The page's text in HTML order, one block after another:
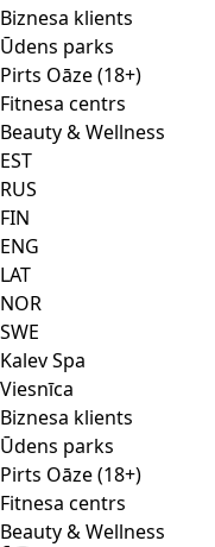
Biznesa klients
Ūdens parks
Pirts Oāze (18+)
Fitnesa centrs
Beauty & Wellness
EST
RUS
FIN
ENG
LAT
NOR
SWE
Kalev Spa
Viesnīca
Biznesa klients
Ūdens parks
Pirts Oāze (18+)
Fitnesa centrs
Beauty & Wellness